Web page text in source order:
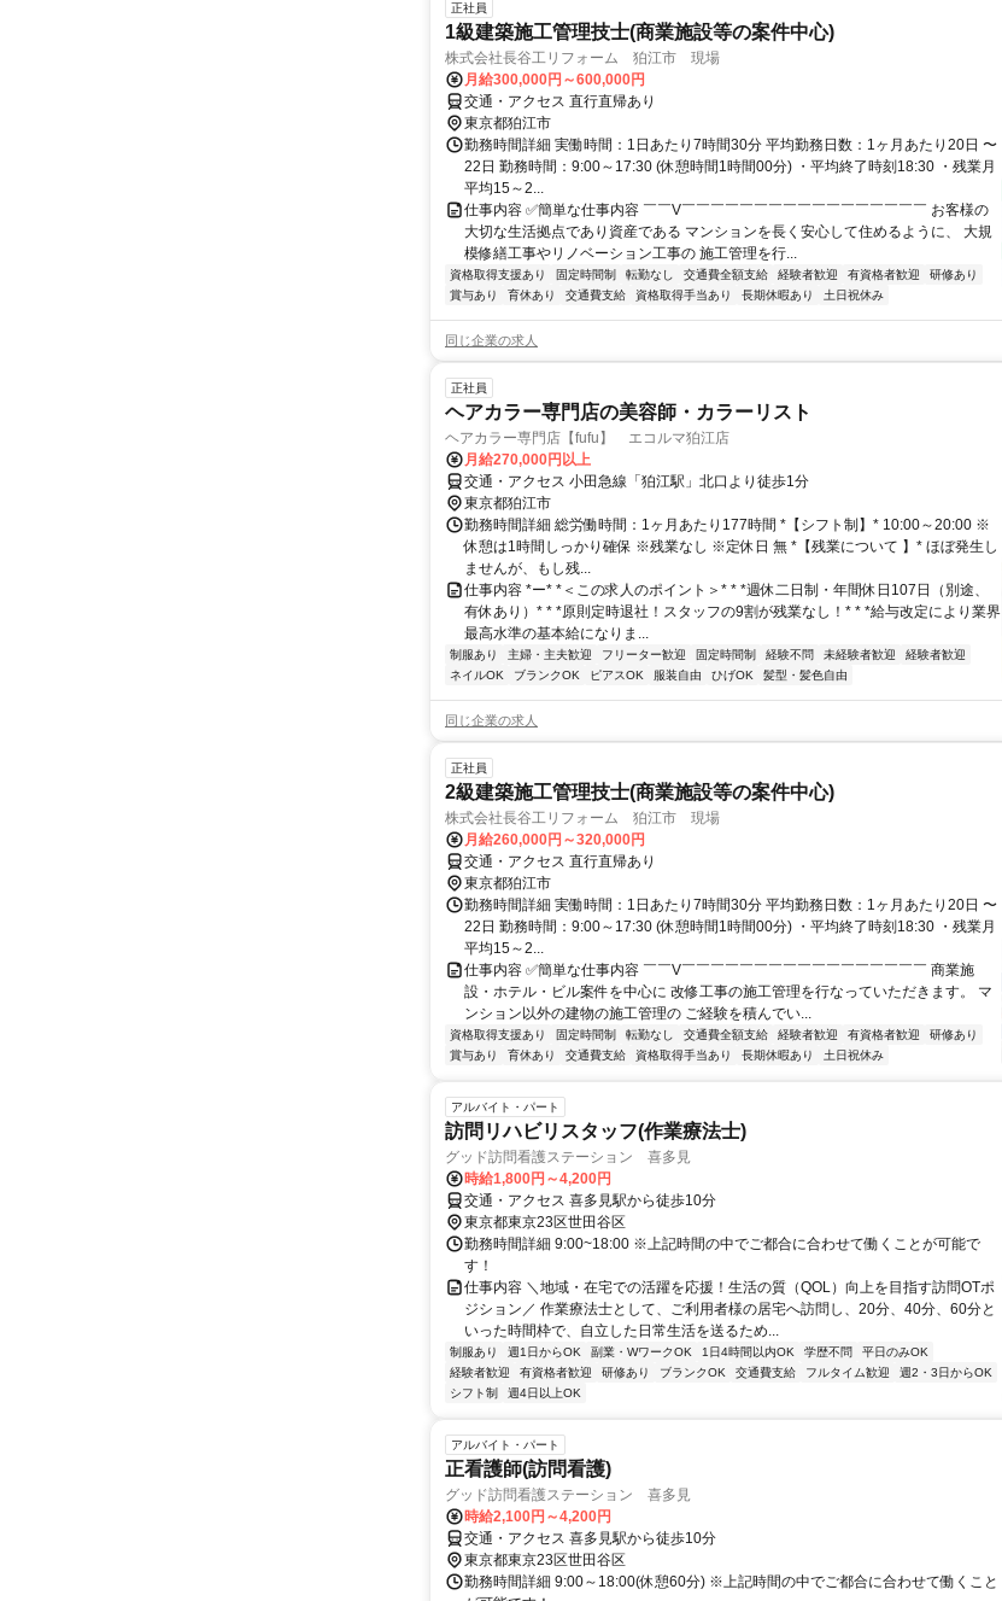
正社員
1級建築施工管理技士(商業施設等の案件中心)
株式会社長谷工リフォーム 狛江市 現場
月給300,000円～600,000円
交通・アクセス 直行直帰あり
東京都狛江市
勤務時間詳細 実働時間：1日あたり7時間30分 平均勤務日数：1ヶ月あたり20日 〜
22日 勤務時間：9:00～17:30 (休憩時間1時間00分) ・平均終了時刻18:30 ・残業月
平均15～2...
仕事内容 ✅簡単な仕事内容 ￣￣V￣￣￣￣￣￣￣￣￣￣￣￣￣￣￣￣￣ お客様の
大切な生活拠点であり資産である マンションを長く安心して住めるように、 大規
模修繕工事やリノベーション工事の 施工管理を行...
資格取得支援あり 固定時間制 転勤なし 交通費全額支給 経験者歓迎 有資格者歓迎
研修あり
賞与あり
育休あり 交通費支給 資格取得手当あり 長期休暇あり 土日祝休み
同じ企業の求人
正社員
ヘアカラー専門店の美容師・カラーリスト
ヘアカラー専門店【fufu】 エコルマ狛江店
月給270,000円以上
交通・アクセス 小田急線「狛江駅」北口より徒歩1分
東京都狛江市
勤務時間詳細 総労働時間：1ヶ月あたり177時間 *【シフト制】* 10:00～20:00 ※
休憩は1時間しっかり確保 ※残業なし ※定休日 無 *【残業について 】* ほぼ発生し
ませんが、もし残...
仕事内容 *ー* *＜この求人のポイント＞* * *週休二日制・年間休日107日（別途、
有休あり）* * *原則定時退社！スタッフの9割が残業なし！* * *給与改定により業界
最高水準の基本給になりま...
制服あり 主婦・主夫歓迎 フリーター歓迎 固定時間制 経験不問 未経験者歓迎
経験者歓迎
ネイルOK
ブランクOK ピアスOK 服装自由 ひげOK 髪型・髪色自由
同じ企業の求人
正社員
2級建築施工管理技士(商業施設等の案件中心)
株式会社長谷工リフォーム 狛江市 現場
月給260,000円～320,000円
交通・アクセス 直行直帰あり
東京都狛江市
勤務時間詳細 実働時間：1日あたり7時間30分 平均勤務日数：1ヶ月あたり20日 〜
22日 勤務時間：9:00～17:30 (休憩時間1時間00分) ・平均終了時刻18:30 ・残業月
平均15～2...
仕事内容 ✅簡単な仕事内容 ￣￣V￣￣￣￣￣￣￣￣￣￣￣￣￣￣￣￣￣ 商業施
設・ホテル・ビル案件を中心に 改修工事の施工管理を行なっていただきます。 マ
ンション以外の建物の施工管理の ご経験を積んでい...
資格取得支援あり 固定時間制 転勤なし 交通費全額支給 経験者歓迎 有資格者歓迎
研修あり
賞与あり
育休あり 交通費支給 資格取得手当あり 長期休暇あり 土日祝休み
アルバイト・パート
訪問リハビリスタッフ(作業療法士)
グッド訪問看護ステーション 喜多見
時給1,800円～4,200円
交通・アクセス 喜多見駅から徒歩10分
東京都東京23区世田谷区
勤務時間詳細 9:00~18:00 ※上記時間の中でご都合に合わせて働くことが可能で
す！
仕事内容 ＼地域・在宅での活躍を応援！生活の質（QOL）向上を目指す訪問OTポ
ジション／ 作業療法士として、ご利用者様の居宅へ訪問し、20分、40分、60分と
いった時間枠で、自立した日常生活を送るため...
制服あり 週1日からOK 副業・WワークOK 1日4時間以内OK 学歴不問
平日のみOK
経験者歓迎
有資格者歓迎 研修あり ブランクOK 交通費支給 フルタイム歓迎
週2・3日からOK
シフト制
週4日以上OK
アルバイト・パート
正看護師(訪問看護)
グッド訪問看護ステーション 喜多見
時給2,100円～4,200円
交通・アクセス 喜多見駅から徒歩10分
東京都東京23区世田谷区
勤務時間詳細 9:00～18:00(休憩60分) ※上記時間の中でご都合に合わせて働くこと